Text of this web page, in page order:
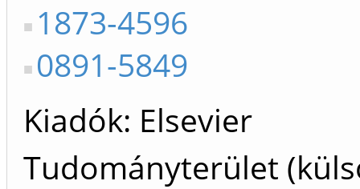
1873-4596
0891-5849
Kiadók Elsevier
Tudományterület